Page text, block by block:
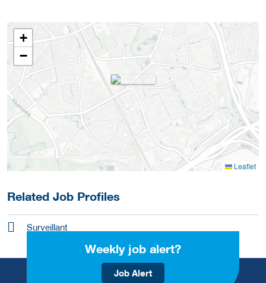
+
−
Leaflet
Related Job Profiles
Surveillant
Weekly job alert?
Job Alert